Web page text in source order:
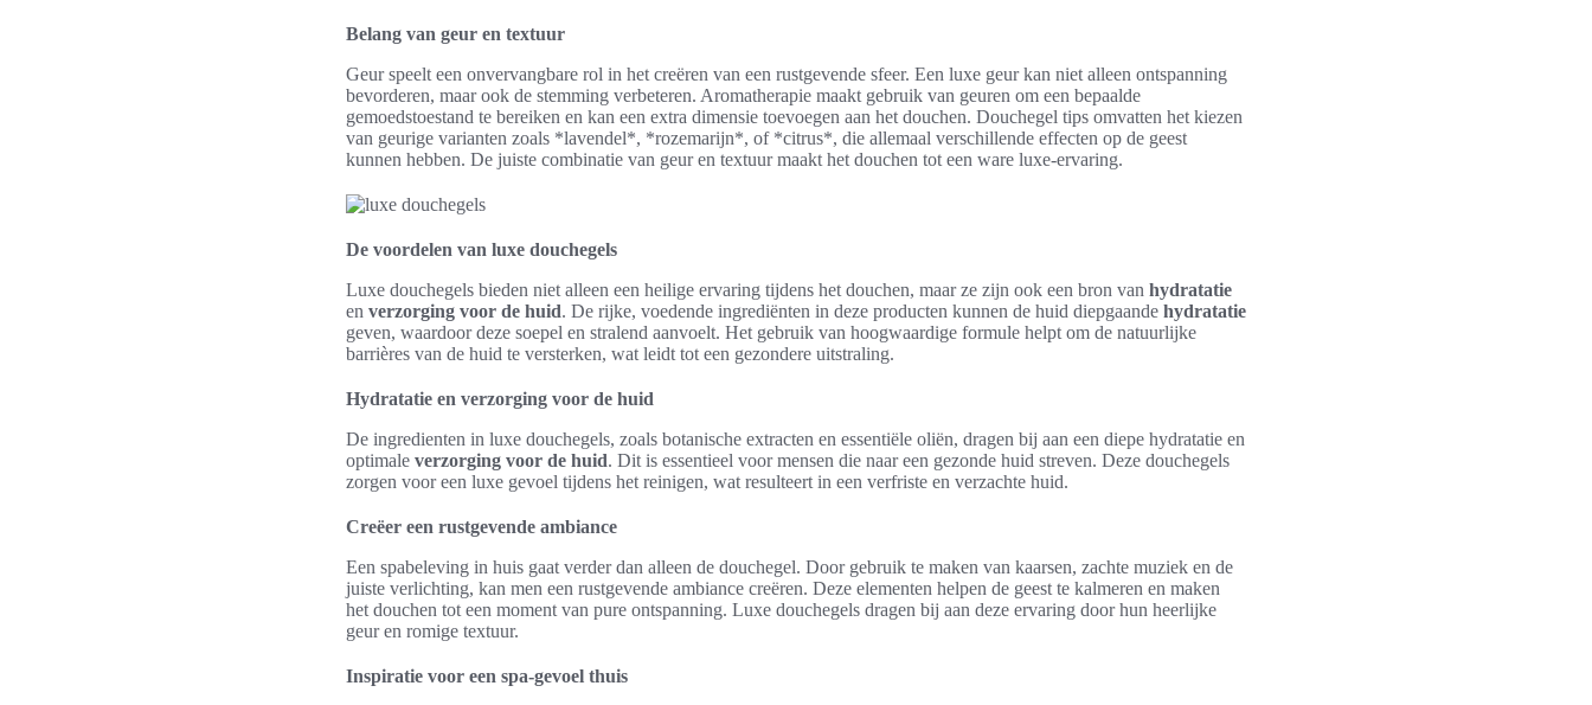
Belang van geur en textuur
Geur speelt een onvervangbare rol in het creëren van een rustgevende sfeer. Een luxe geur kan niet alleen ontspanning
bevorderen, maar ook de stemming verbeteren. Aromatherapie maakt gebruik van geuren om een bepaalde
gemoedstoestand te bereiken en kan een extra dimensie toevoegen aan het douchen. Douchegel tips omvatten het kiezen
van geurige varianten zoals *lavendel*, *rozemarijn*, of *citrus*, die allemaal verschillende effecten op de geest
kunnen hebben. De juiste combinatie van geur en textuur maakt het douchen tot een ware luxe-ervaring.
De voordelen van luxe douchegels
Luxe douchegels bieden niet alleen een heilige ervaring tijdens het douchen, maar ze zijn ook een bron van hydratatie
en verzorging voor de huid. De rijke, voedende ingrediënten in deze producten kunnen de huid diepgaande hydratatie
geven, waardoor deze soepel en stralend aanvoelt. Het gebruik van hoogwaardige formule helpt om de natuurlijke
barrières van de huid te versterken, wat leidt tot een gezondere uitstraling.
Hydratatie en verzorging voor de huid
De ingredienten in luxe douchegels, zoals botanische extracten en essentiële oliën, dragen bij aan een diepe hydratatie en
optimale verzorging voor de huid. Dit is essentieel voor mensen die naar een gezonde huid streven. Deze douchegels
zorgen voor een luxe gevoel tijdens het reinigen, wat resulteert in een verfriste en verzachte huid.
Creëer een rustgevende ambiance
Een spabeleving in huis gaat verder dan alleen de douchegel. Door gebruik te maken van kaarsen, zachte muziek en de
juiste verlichting, kan men een rustgevende ambiance creëren. Deze elementen helpen de geest te kalmeren en maken
het douchen tot een moment van pure ontspanning. Luxe douchegels dragen bij aan deze ervaring door hun heerlijke
geur en romige textuur.
Inspiratie voor een spa-gevoel thuis